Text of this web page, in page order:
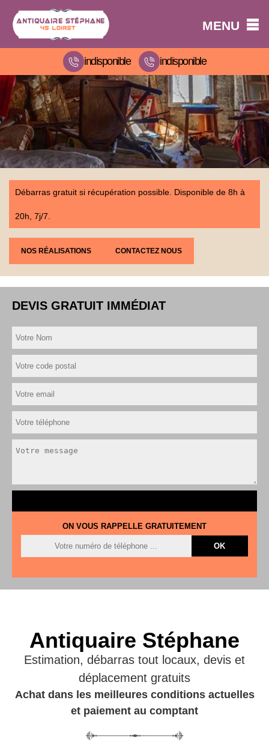
MENU
indisponible indisponible
Débarras gratuit si récupération possible. Disponible de 8h à
20h, 7j/7.
NOS RÉALISATIONS CONTACTEZ NOUS
DEVIS GRATUIT IMMÉDIAT
ON VOUS RAPPELLE GRATUITEMENT
Antiquaire Stéphane
Estimation, débarras tout locaux, devis et
déplacement gratuits
Achat dans les meilleures conditions actuelles
et paiement au comptant